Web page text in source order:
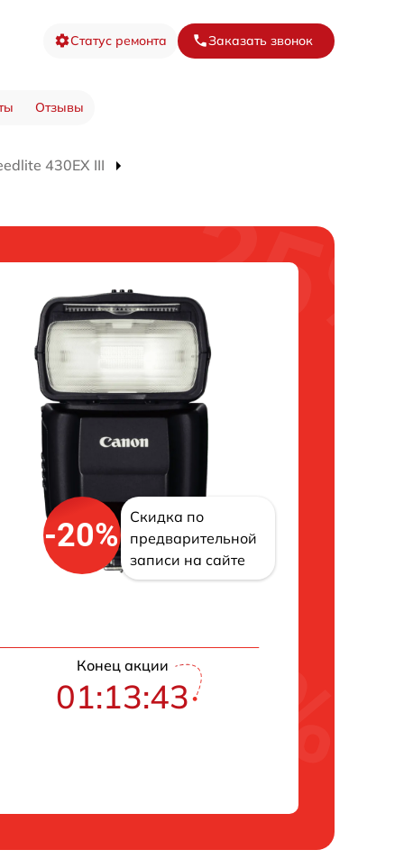
Статус ремонта Заказать звонок
Отзывы
430EX III
-20%
Скидка по
предварительной
записи на сайте
Конец акции
01:13:42